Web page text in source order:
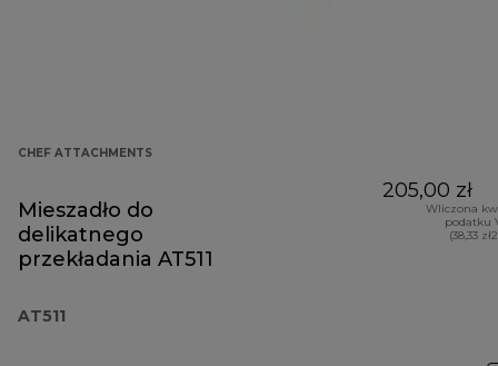
CHEF ATTACHMENTS
Mieszadło do
delikatnego
przekładania AT511
AT511
205,00 zł
Wliczona
podatku
(38,33